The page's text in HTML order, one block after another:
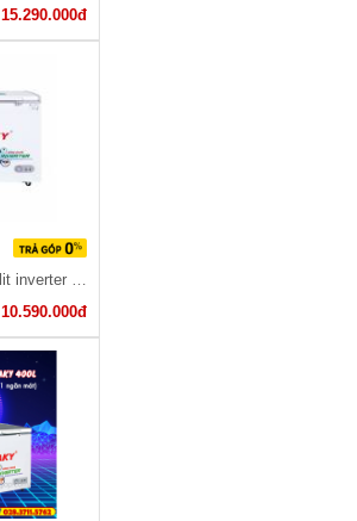
15.290.000đ
10.590.000đ